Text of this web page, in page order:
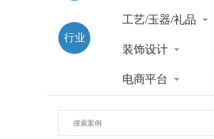
行业
工艺/玉器/礼品
装饰设计
电商平台